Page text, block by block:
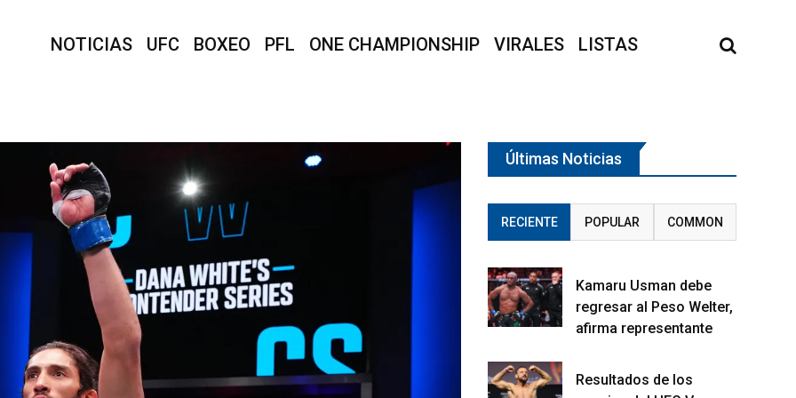
NOTICIAS UFC BOXEO PFL ONE CHAMPIONSHIP VIRALES LISTAS
Últimas Noticias
RECIENTE POPULAR COMMON
Kamaru Usman debe
regresar al Peso Welter,
afirma representante
Resultados de los